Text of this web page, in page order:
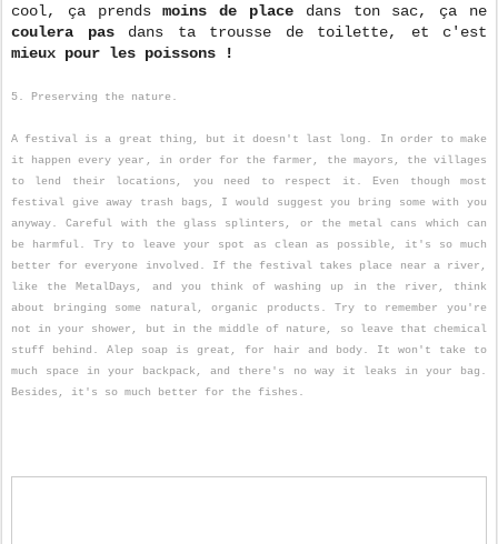
cool, ça prendsmoins de place dans ton sac, ça ne
coulera pasdans ta trousse de toilette, et c'est
mieux pour les poissons !
5. Preserving the nature.
A festival is a great thing, but it doesn't last long. In order to make
it happen every year, in order for the farmer, the mayors, the villages
to lend their locations, you need to respect it. Even though most
festival give away trash bags, I would suggest you bring some with you
anyway. Careful with the glass splinters, or the metal cans which can
be harmful. Try to leave your spot as clean as possible, it's so much
better for everyone involved. If the festival takes place near a river,
like the MetalDays, and you think of washing up in the river, think
about bringing some natural, organic products. Try to remember you're
not in your shower, but in the middle of nature, so leave that chemical
stuff behind. Alep soap is great, for hair and body. It won't take to
much space in your backpack, and there's no way it leaks in your bag.
Besides, it's so much better for the fishes.